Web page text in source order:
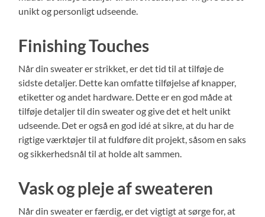
unikt og personligt udseende.
Finishing Touches
Når din sweater er strikket, er det tid til at tilføje de
sidste detaljer. Dette kan omfatte tilføjelse af knapper,
etiketter og andet hardware. Dette er en god måde at
tilføje detaljer til din sweater og give det et helt unikt
udseende. Det er også en god idé at sikre, at du har de
rigtige værktøjer til at fuldføre dit projekt, såsom en saks
og sikkerhedsnål til at holde alt sammen.
Vask og pleje af sweateren
Når din sweater er færdig, er det vigtigt at sørge for, at